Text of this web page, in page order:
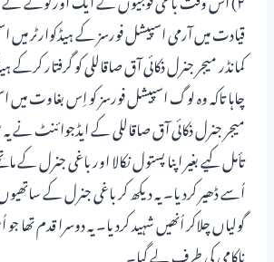
قیادت میں آرمی اسپیشل فورسز کے ہیڈکوارٹر
کمانڈر میجر جنرل ذکائی آق صاقاللی کو گرفتار کرکے
چاہا تاکہ وہ لوگ اسپیشل فورسز کو اِس بغاوت میں
میجر جنرل ذکائی آق صاقاللی کے ایڈجوائنٹ نے
تأمل کیے بغیر اپنا پستول نکالا اور باغی جنرل کے
اُسے ڈھیر کردیا۔ یہ دیکھ کر باغی جنرل کے
گولیاں چلاکر اُنھیں شہید کردیا۔ یہ دوسرا قدم
ناکامی کی طرف لے گیا۔